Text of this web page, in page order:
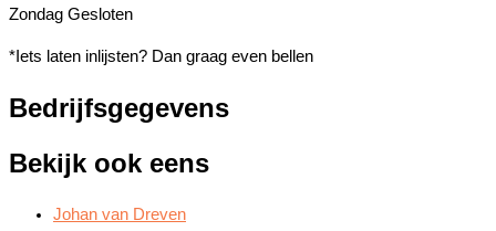
Zondag Gesloten
*Iets laten inlijsten? Dan graag even bellen
Bedrijfsgegevens
Bekijk ook eens
Johan van Dreven